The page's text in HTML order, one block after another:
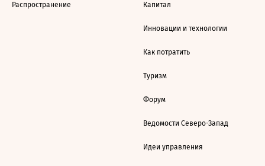
Распространение Капитал
Инновации и технологии
Как потратить
Туризм
Форум
Ведомости Северо-Запад
Идеи управления